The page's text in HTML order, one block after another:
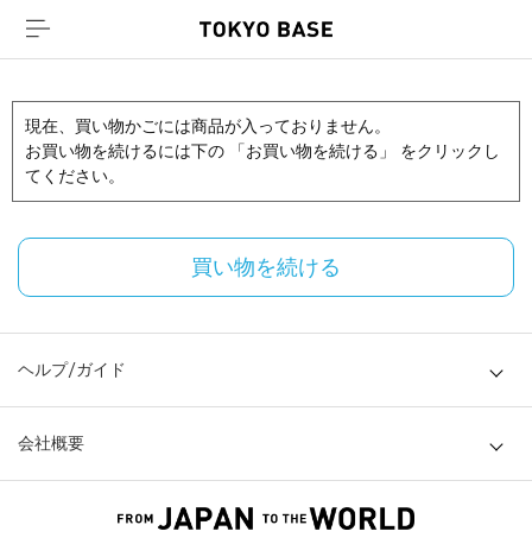
現在、買い物かごには商品が入っておりません。
お買い物を続けるには下の 「お買い物を続ける」 をクリックし
てください。
買い物を続ける
ヘルプ/ガイド
会社概要